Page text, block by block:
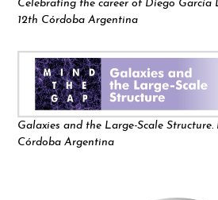
Celebrating the career of Diego García
12th Córdoba Argentina
Galaxies and the Large-Scale Structure.
Córdoba Argentina